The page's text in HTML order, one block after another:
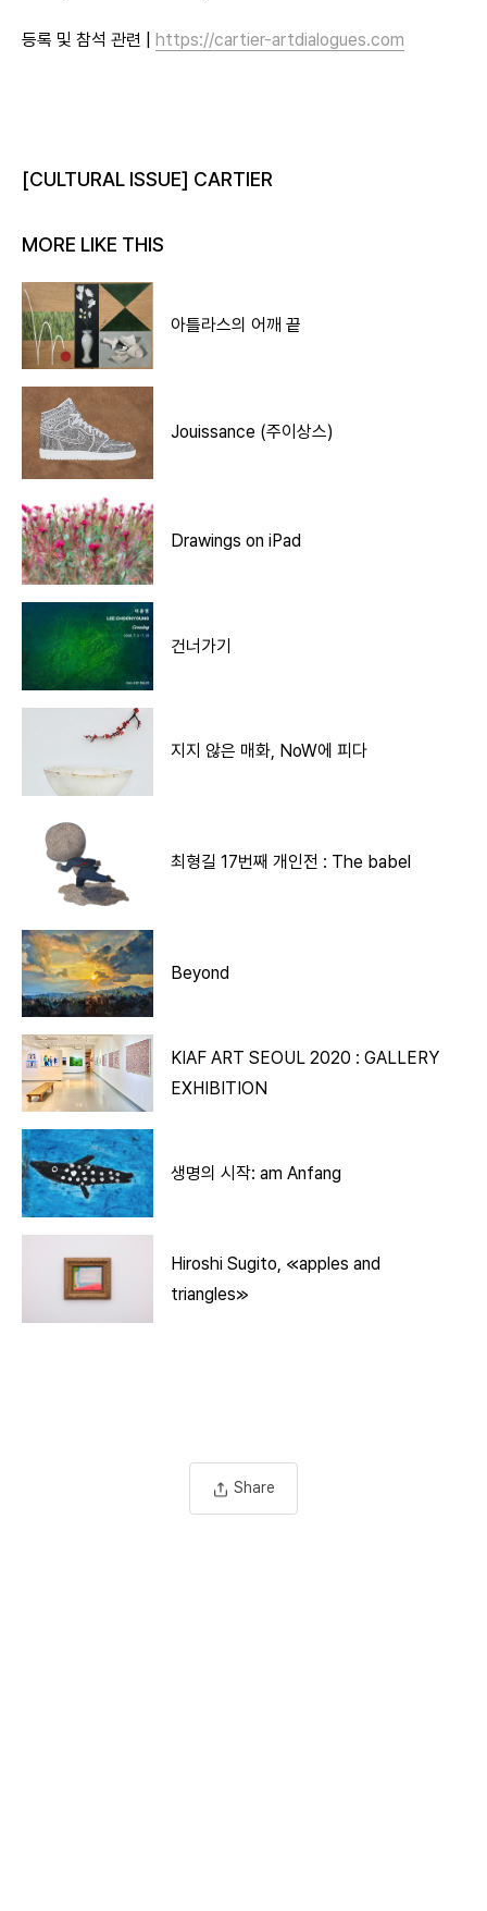
등록 및 참석 관련 | https://cartier-artdialogues.com
[CULTURAL ISSUE] CARTIER
MORE LIKE THIS
아틀라스의 어깨 끝
Jouissance (주이상스)
Drawings on iPad
건너가기
지지 않은 매화, NoW에 피다
최형길 17번째 개인전 : The babel
Beyond
KIAF ART SEOUL 2020 : GALLERY
EXHIBITION
생명의 시작: am Anfang
Hiroshi Sugito, ≪apples and
triangles≫
Share